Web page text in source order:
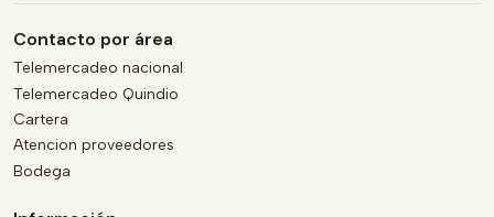
Contacto por área
Telemercadeo nacional
Telemercadeo Quindio
Cartera
Atencion proveedores
Bodega